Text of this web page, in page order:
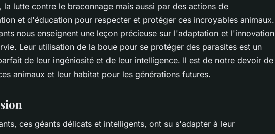
la lutte contre le braconnage mais aussi par des actions de
et d'éducation pour respecter et protéger ces incroyables animaux.
nous enseignent une leçon précieuse sur l'adaptation et l'innovation
Leur utilisation de la boue pour se protéger des parasites est un
de leur ingéniosité et de leur intelligence. Il est de notre devoir de
animaux et leur habitat pour les générations futures.
ces géants délicats et intelligents, ont su s'adapter à leur